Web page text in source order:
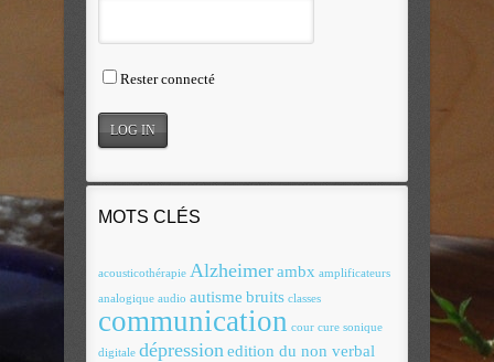
Rester connecté
MOTS CLÉS
acousticothérapie Alzheimerambx amplificateurs
analogique audio autisme bruits classes
communication cour cure sonique
digitale dépressionedition du non verbal